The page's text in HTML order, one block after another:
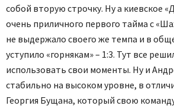
собой вторую строчку. Ну а киевское
очень приличного первого тайма с
не выдержало своего же темпа и в
уступило «горнякам» – 1:3. Тут все
использовать свои моменты. Ну и
стабильно на высоком уровне, в
Георгия Бущана, который свою